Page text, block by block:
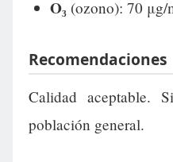
O₃ (ozono): 70 μg/
Recomendaciones
Calidad aceptable.
población general.